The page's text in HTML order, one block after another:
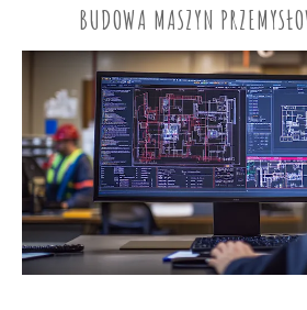
CONTENTBUDOWA MASZYN